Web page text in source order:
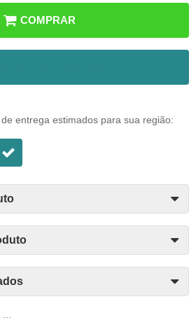
COMPRAR
entrega estimados para sua região: